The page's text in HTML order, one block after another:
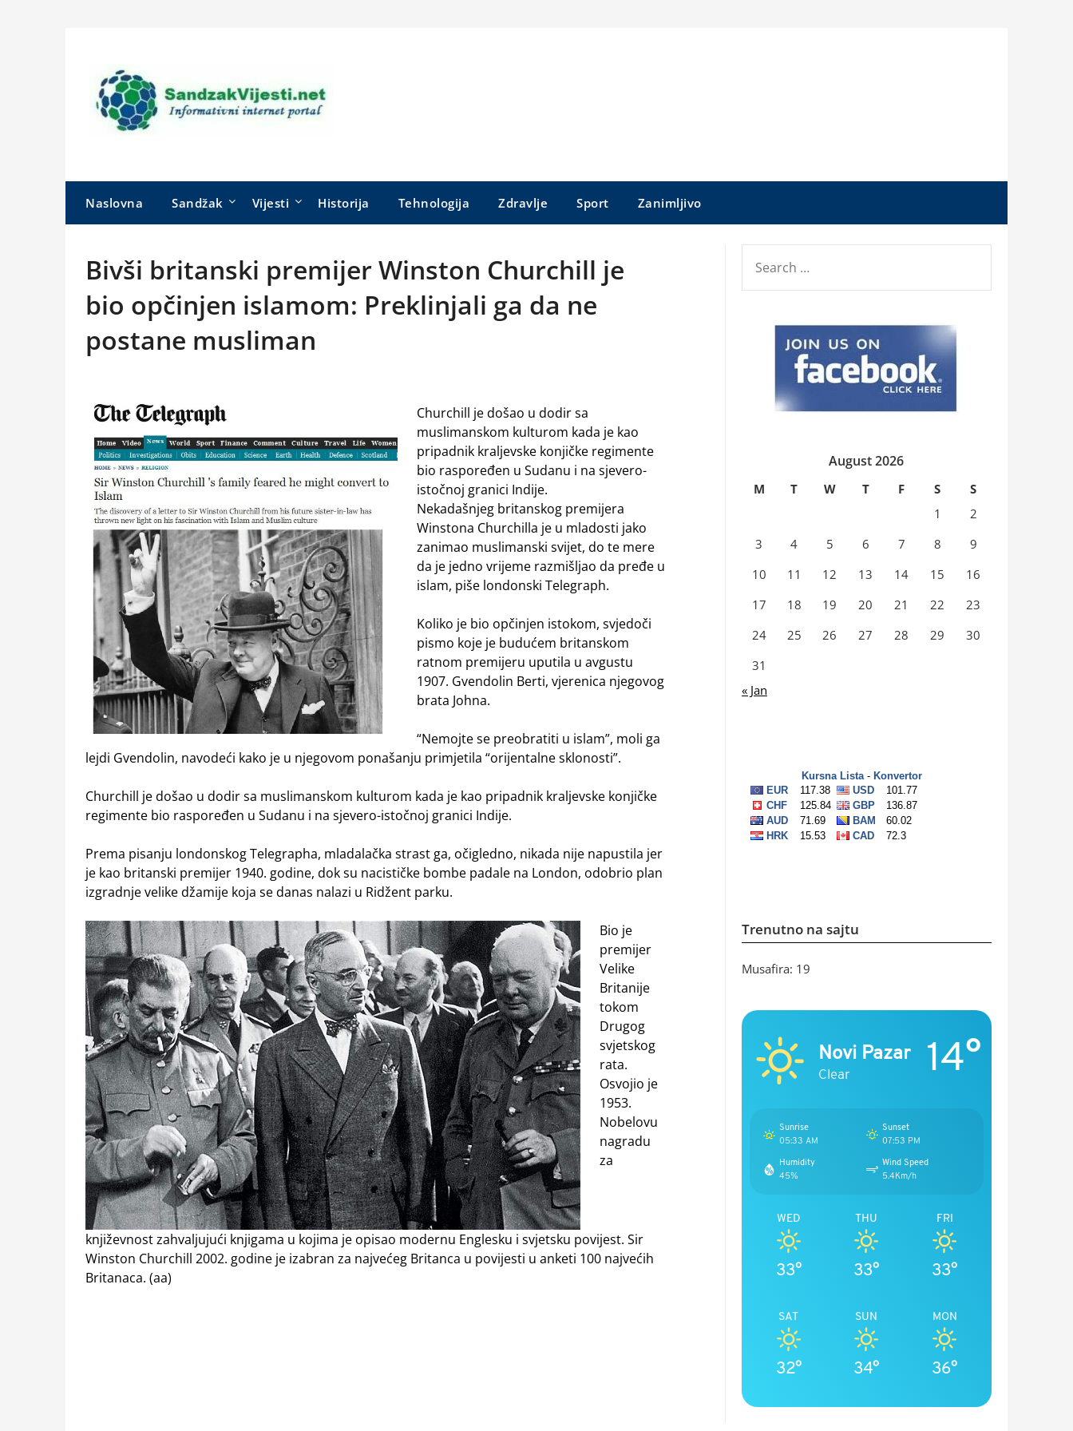
Naslovna Sandžak Vijesti Historija Tehnologija Zdravlje Sport Zanimljivo
Bivši britanski premijer Winston Churchill je
bio opčinjen islamom: Preklinjali ga da ne
postane musliman
Churchill je došao u dodir sa
muslimanskom kulturom kada je kao
pripadnik kraljevske konjičke regimente
bio raspoređen u Sudanu i na sjevero-
istočnoj granici Indije.
Nekadašnjeg britanskog premijera
Winstona Churchilla je u mladosti jako
zanimao muslimanski svijet, do te mere
da je jedno vrijeme razmišljao da pređe u
islam, piše londonski Telegraph.
Koliko je bio opčinjen istokom, svjedoči
pismo koje je budućem britanskom
ratnom premijeru uputila u avgustu
1907. Gvendolin Berti, vjerenica njegovog
brata Johna.
“Nemojte se preobratiti u islam”, moli ga
lejdi Gvendolin, navodeći kako je u njegovom ponašanju primjetila “orijentalne sklonosti”.
Churchill je došao u dodir sa muslimanskom kulturom kada je kao pripadnik kraljevske konjičke
regimente bio raspoređen u Sudanu i na sjevero-istočnoj granici Indije.
Prema pisanju londonskog Telegrapha, mladalačka strast ga, očigledno, nikada nije napustila jer
je kao britanski premijer 1940. godine, dok su nacističke bombe padale na London, odobrio plan
izgradnje velike džamije koja se danas nalazi u Ridžent parku.
Bio je
premijer
Velike
Britanije
tokom
Drugog
svjetskog
rata.
Osvojio je
1953.
Nobelovu
nagradu
za
književnost zahvaljujući knjigama u kojima je opisao modernu Englesku i svjetsku povijest. Sir
Winston Churchill 2002. godine je izabran za najvećeg Britanca u povijesti u anketi 100 najvećih
Britanaca. (aa)
FOR:
August 2026
M T W T F S
S
1
2
3
4 5 6 7 8
9
10
11 12 13 14 15
16
17
18 19 20 21 22
23
24
25 26 27 28 29
30
31
« Jan
Trenutno na sajtu
Musafira: 19
Novi Pazar
Clear 14°
Sunrise
05:33 AM
Sunset
07:53 PM
Humidity
45%
Wind Speed
5.4Km/h
WED
33°
THU
33°
FRI
33°
SAT
32°
SUN
34°
MON
36°